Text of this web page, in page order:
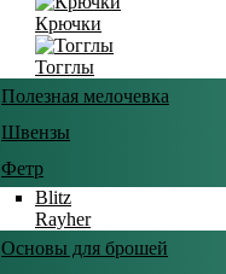
Крючки
Тогглы
Полезная мелочевка
Швензы
Фетр
Blitz
Rayher
Основы для брошей